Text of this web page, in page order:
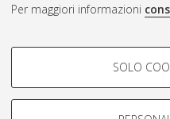
Per maggiori informazioni
COOKIE DI
Si tratta di cookie utilizzati
SOLO
ISSN: 2038-7946
Impostazioni Cookie
Informativa sulla privacy
Condizioni d’uso del sito